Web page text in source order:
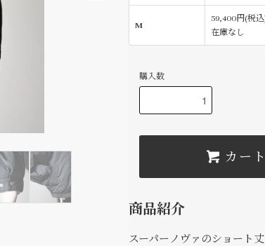
M
59,400円(税
在庫なし
購入数
カー
商品紹介
スーパーノヴァのショート